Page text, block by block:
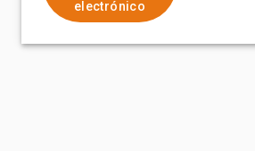
electrónico